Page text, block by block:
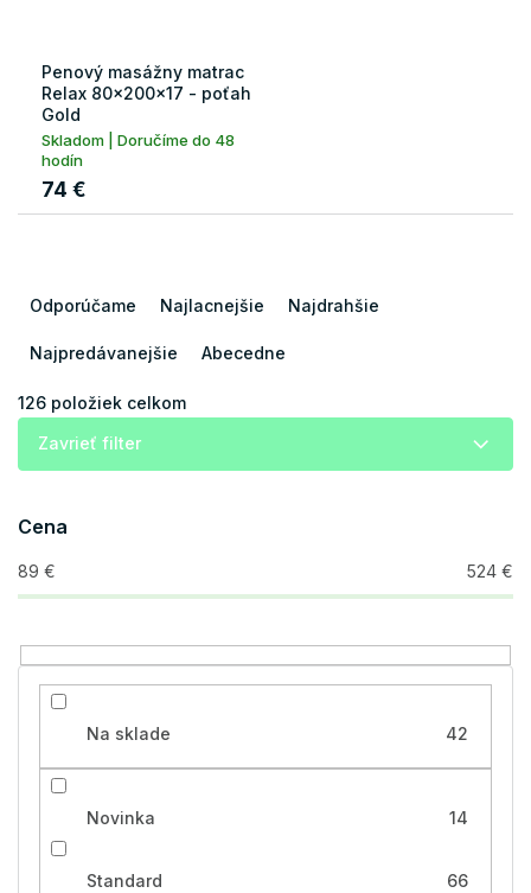
Penový masážny matrac
Relax 80x200x17 - poťah
Gold
Skladom | Doručíme do 48
hodín
74 €
i
d
u
k
o
v
Odporúčame Najlacnejšie Najdrahšie
Najpredávanejšie Abecedne
126 položiek celkom
Zavrieť filter
Cena
89 € 524 €
Na sklade 42
Novinka 14
Standard 66